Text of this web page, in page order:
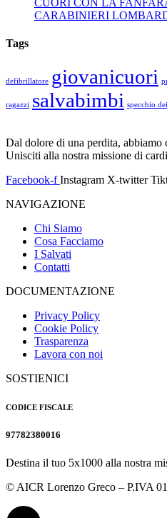
CARABINIERI
Tags
defibrillatore giovanicuori
ragazzi salvabimbi specchio
Dal dolore di una perdita, abbiamo
Unisciti alla nostra missione di
Facebook-f Instagram X-twitter
NAVIGAZIONE
Chi Siamo
Cosa Facciamo
I Salvati
Contatti
DOCUMENTAZIONE
Privacy Policy
Cookie Policy
Trasparenza
Lavora con noi
SOSTIENICI
CODICE FISCALE
97782380016
Destina il tuo 5x1000 alla nostra
© AICR Lorenzo Greco – P.IVA